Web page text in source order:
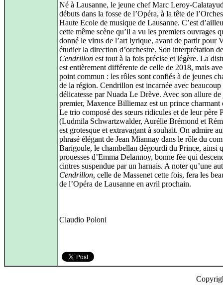
Né à Lausanne, le jeune chef Marc
débuts dans la fosse de l’Opéra, à la tête de
Haute Ecole de musique de Lausanne. C’est
cette même scène qu’il a vu les premiers ouvrages
donné le virus de l’art lyrique, avant de partir pour
étudier la direction d’orchestre. Son interprétation de
Cendrillon est tout à la fois précise et légère. La
est entièrement différente de celle de 2018, mais
point commun : les rôles sont confiés à de jeunes
de la région. Cendrillon est incarnée avec beaucoup
délicatesse par Nuada Le Drève. Avec son allure de
premier, Maxence Billiemaz est un prince charmant
Le trio composé des sœurs ridicules et de leur père
(Ludmila Schwartzwalder, Aurélie Brémond et
est grotesque et extravagant à souhait. On admire
phrasé élégant de Jean Miannay dans le rôle du
Barigoule, le chambellan dégourdi du Prince, ainsi
prouesses d’Emma Delannoy, bonne fée qui
cintres suspendue par un harnais. A noter qu’une
Cendrillon, celle de Massenet cette fois, fera les
de l’Opéra de Lausanne en avril prochain.
Claudio Poloni